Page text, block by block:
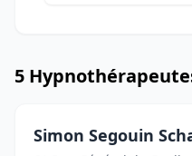
5
Simon Segouin